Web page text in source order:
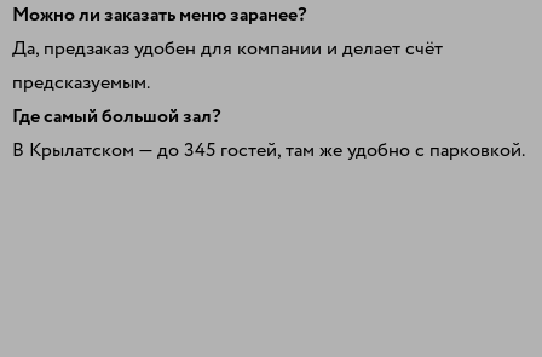
Можно ли заказать меню заранее?
Да, предзаказ удобен для компании и делает счёт
предсказуемым.
Где самый большой зал?
В Крылатском — до 345 гостей, там же удобно с парковкой.